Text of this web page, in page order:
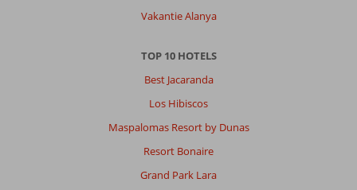
Vakantie Alanya
TOP 10 HOTELS
Best Jacaranda
Los Hibiscos
Maspalomas Resort by Dunas
Resort Bonaire
Grand Park Lara